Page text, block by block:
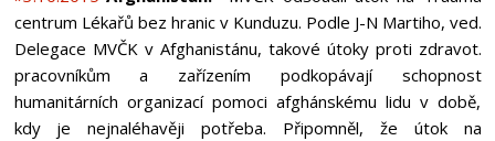
centrum Lékařů bez hranic v Kunduzu. Podle J-N Martiho, ved.
Delegace MVČK v Afghanistánu, takové útoky proti zdravot.
pracovníkům a zařízením podkopávají schopnost
humanitárních organizací pomoci afghánskému lidu v době,
kdy je nejnaléhavěji potřeba. Připomněl, že útok na